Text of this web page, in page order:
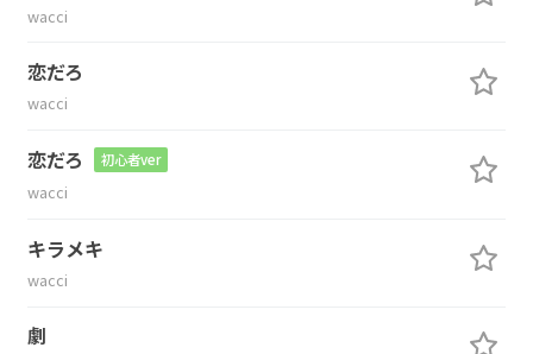
wacci
恋だろ
wacci
恋だろ 初心者ver
wacci
キラメキ
wacci
劇